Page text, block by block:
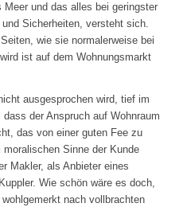
und das alles bei geringster
Sicherheiten, versteht sich.
wie sie normalerweise bei
ist auf dem Wohnungsmarkt
ausgesprochen wird, tief im
dass der Anspruch auf Wohnraum
das von einer guten Fee zu
Sinne der Kunde
Makler, als Anbieter eines
Wie schön wäre es doch,
nach vollbrachten